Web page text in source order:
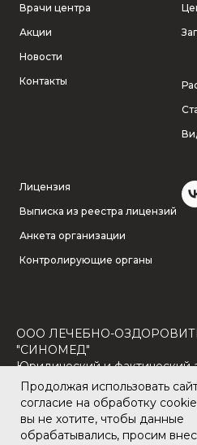
Продолжая использовать
согласие на обработку
вы не хотите, чтобы данные
обрабатывались, просим
Врачи центра
Акции
Новости
Контакты
Лицензия
Выписка из реестра лицензий
Анкета организации
Контролирующие органы
ООО ЛЕЧЕБНО-
"СИНОМЕД"
Юридический и фактический
Г.МОСКВА, АЛ. ПЕТРОВСКО-
ПОМЕЩ. III, КОМНАТА 9
© 2025 Синомед